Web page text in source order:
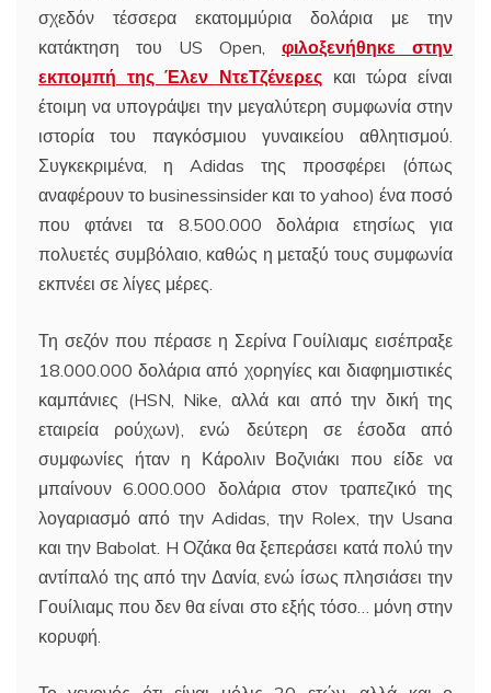
σχεδόν τέσσερα εκατομμύρια δολάρια με την
κατάκτηση του US Open, φιλοξενήθηκε στην
εκπομπή της Έλεν ΝτεΤζένερες και τώρα είναι
έτοιμη να υπογράψει την μεγαλύτερη συμφωνία στην
ιστορία του παγκόσμιου γυναικείου αθλητισμού.
Συγκεκριμένα, η Adidas της προσφέρει (όπως
αναφέρουν το businessinsider και το yahoo) ένα ποσό
που φτάνει τα 8.500.000 δολάρια ετησίως για
πολυετές συμβόλαιο, καθώς η μεταξύ τους συμφωνία
εκπνέει σε λίγες μέρες.
Τη σεζόν που πέρασε η Σερίνα Γουίλιαμς εισέπραξε
18.000.000 δολάρια από χορηγίες και διαφημιστικές
καμπάνιες (HSN, Nike, αλλά και από την δική της
εταιρεία ρούχων), ενώ δεύτερη σε έσοδα από
συμφωνίες ήταν η Κάρολιν Βοζνιάκι που είδε να
μπαίνουν 6.000.000 δολάρια στον τραπεζικό της
λογαριασμό από την Adidas, την Rolex, την Usana
και την Babolat. H Οζάκα θα ξεπεράσει κατά πολύ την
αντίπαλό της από την Δανία, ενώ ίσως πλησιάσει την
Γουίλιαμς που δεν θα είναι στο εξής τόσο… μόνη στην
κορυφή.